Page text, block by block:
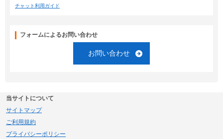
チャット利用ガイド
フォームによるお問い合わせ
お問い合わせ
当サイトについて
サイトマップ
ご利用規約
プライバシーポリシー